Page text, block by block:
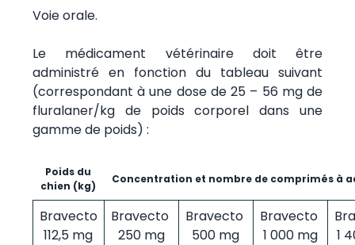
Voie orale.
Le médicament vétérinaire doit être
administré en fonction du tableau suivant
(correspondant à une dose de 25 – 56 mg de
fluralaner/kg de poids corporel dans une
gamme de poids) :
Poids du
chien (kg)
Concentration et nombre de comprimés à
Bravecto
112,5 mg
Bravecto
250 mg
Bravecto
500 mg
Bravecto
1 000 mg
1